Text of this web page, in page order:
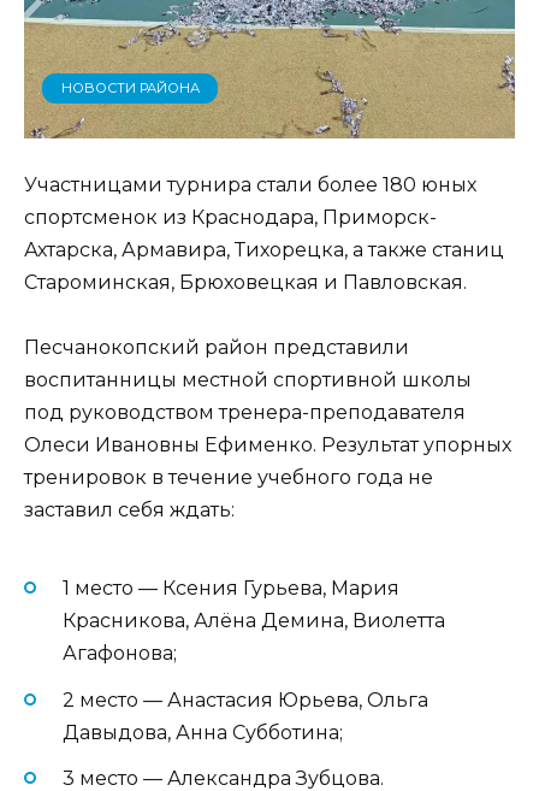
НОВОСТИ РАЙОНА
Участницами турнира стали более 180 юных
спортсменок из Краснодара, Приморск-
Ахтарска, Армавира, Тихорецка, а также станиц
Староминская, Брюховецкая и Павловская.
Песчанокопский район представили
воспитанницы местной спортивной школы
под руководством тренера-преподавателя
Олеси Ивановны Ефименко. Результат упорных
тренировок в течение учебного года не
заставил себя ждать:
1 место — Ксения Гурьева, Мария
Красникова, Алёна Демина, Виолетта
Агафонова;
2 место — Анастасия Юрьева, Ольга
Давыдова, Анна Субботина;
3 место — Александра Зубцова.